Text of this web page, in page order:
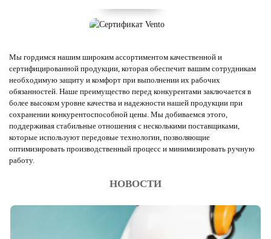
Мы гордимся нашим широким ассортиментом качественной и
сертифицированной продукции, которая обеспечит вашим сотрудникам
необходимую защиту и комфорт при выполнении их рабочих
обязанностей. Наше преимущество перед конкурентами заключается в
более высоком уровне качества и надежности нашей продукции при
сохранении конкурентоспособной цены. Мы добиваемся этого,
поддерживая стабильные отношения с несколькими поставщиками,
которые используют передовые технологии, позволяющие
оптимизировать производственный процесс и минимизировать ручную
работу.
НОВОСТИ